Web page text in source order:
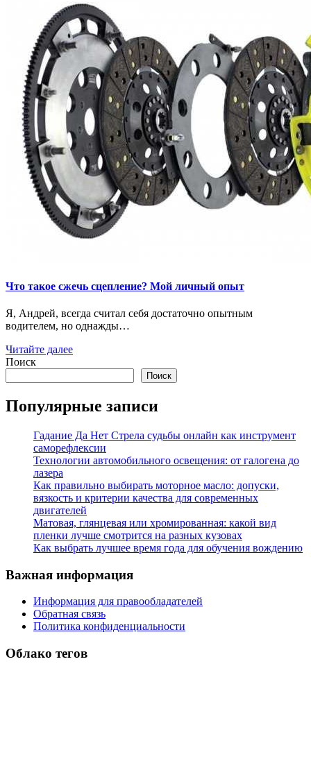
Что такое сжечь сцепление? Мой личный опыт
Я, Андрей, всегда считал себя достаточно опытным
водителем, но однажды…
Читайте далее
Поиск
Поиск
Популярные записи
Гадание Да Нет Стрела судьбы онлайн как инструмент
саморефлексии
Технологии автомобильного освещения: от галогена до
лазера
Как правильно выбирать моторное масло: допуски,
вязкость и критерии качества для современных
двигателей
Матовая, глянцевая или хромированная: какой вид
пленки лучше смотрится на разных кузовах
Как выбрать лучшее время года для обучения вождению
Важная информация
Информация для правообладателей
Обратная связь
Политика конфиденциальности
Облако тегов